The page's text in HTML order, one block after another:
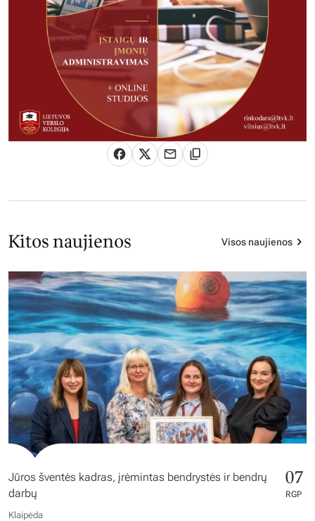
Kitos naujienos Visos naujienos
Jūros šventės kadras, įrėmintas bendrystės ir bendrų
darbų
07
RGP
Klaipėda